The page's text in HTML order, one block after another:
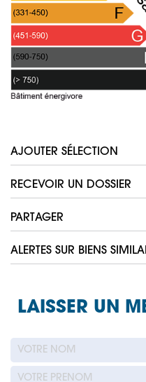
AJOUTER SÉLECTION
RECEVOIR UN DOSSIER
PARTAGER
ALERTES SUR BIENS
LAISSER UN